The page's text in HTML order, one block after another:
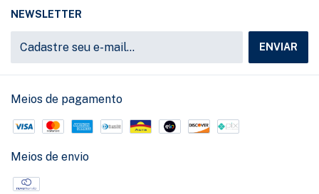
NEWSLETTER
Meios de pagamento
Meios de envio